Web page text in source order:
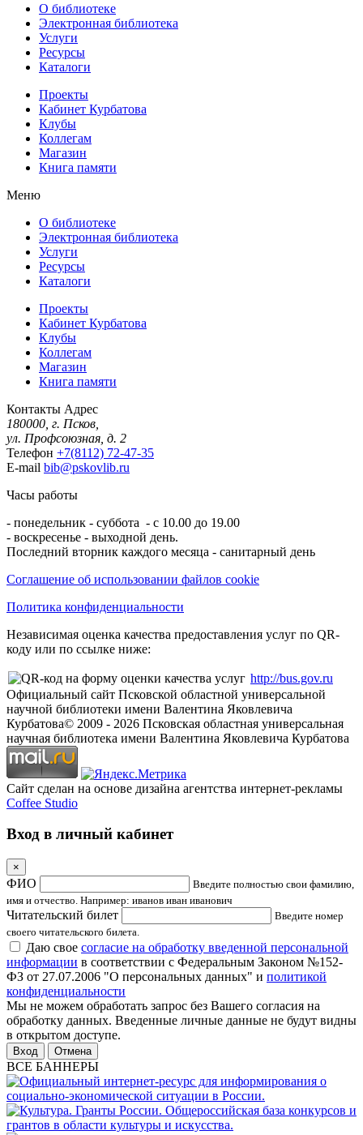
О библиотеке
Электронная библиотека
Услуги
Ресурсы
Каталоги
Проекты
Кабинет Курбатова
Клубы
Коллегам
Магазин
Книга памяти
Меню
О библиотеке
Электронная библиотека
Услуги
Ресурсы
Каталоги
Проекты
Кабинет Курбатова
Клубы
Коллегам
Магазин
Книга памяти
Контакты Адрес
180000, г. Псков,
ул. Профсоюзная, д. 2
Телефон +7(8112) 72-47-35
E-mail bib@pskovlib.ru
Часы работы
- понедельник - суббота - с 10.00 до 19.00
- воскресенье - выходной день.
Последний вторник каждого месяца - санитарный день
Соглашение об использовании файлов cookie
Политика конфиденциальности
Независимая оценка качества предоставления услуг по QR-
коду или по ссылке ниже:
http://bus.gov.ru
Официальный сайт Псковской областной универсальной
научной библиотеки имени Валентина Яковлевича
Курбатова© 2009 - 2026 Псковская областная универсальная
научная библиотека имени Валентина Яковлевича Курбатова
Сайт сделан на основе дизайна агентства интернет-рекламы
Coffee Studio
Вход в личный кабинет
×
ФИО
Введите полностью свои фамилию,
имя и отчество. Например: иванов иван иванович
Читательский билет
Введите номер
своего читательского билета.
Даю свое согласие на обработку введенной персональной
информации в соответствии с Федеральным Законом №152-
ФЗ от 27.07.2006 "О персональных данных" и политикой
конфиденциальности
Мы не можем обработать запрос без Вашего согласия на
обработку данных. Введенные личные данные не будут видны
в открытом доступе.
Отмена
ВСЕ БАННЕРЫ